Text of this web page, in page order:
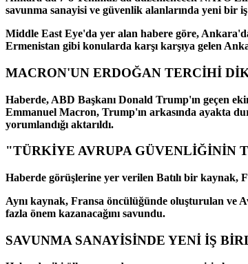
savunma sanayisi ve güvenlik alanlarında yeni bir
Middle East Eye'da yer alan habere göre,
Ermenistan gibi konularda karşı karşıya gelen
MACRON'UN ERDOĞAN TERCİHİ
Haberde, ABD Başkanı Donald Trump'ın geçen
Emmanuel Macron, Trump'ın arkasında ayakta
yorumlandığı aktarıldı.
"TÜRKİYE AVRUPA GÜVENLİĞİNİN
Haberde görüşlerine yer verilen Batılı bir
Aynı kaynak, Fransa öncülüğünde oluşturulan ve
fazla önem kazanacağını savundu.
SAVUNMA SANAYİSİNDE YENİ İŞ